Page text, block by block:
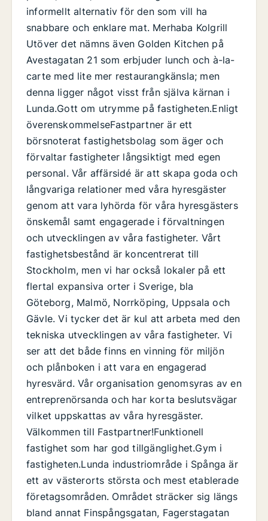
informellt alternativ för den som vill ha
snabbare och enklare mat. Merhaba Kolgrill
Utöver det nämns även Golden Kitchen på
Avestagatan 21 som erbjuder lunch och à-la-
carte med lite mer restaurangkänsla; men
denna ligger något visst från själva kärnan i
Lunda.Gott om utrymme på fastigheten.Enligt
överenskommelseFastpartner är ett
börsnoterat fastighetsbolag som äger och
förvaltar fastigheter långsiktigt med egen
personal. Vår affärsidé är att skapa goda och
långvariga relationer med våra hyresgäster
genom att vara lyhörda för våra hyresgästers
önskemål samt engagerade i förvaltningen
och utvecklingen av våra fastigheter. Vårt
fastighetsbestånd är koncentrerat till
Stockholm, men vi har också lokaler på ett
flertal expansiva orter i Sverige, bla
Göteborg, Malmö, Norrköping, Uppsala och
Gävle. Vi tycker det är kul att arbeta med den
tekniska utvecklingen av våra fastigheter. Vi
ser att det både finns en vinning för miljön
och plånboken i att vara en engagerad
hyresvärd. Vår organisation genomsyras av en
entreprenörsanda och har korta beslutsvägar
vilket uppskattas av våra hyresgäster.
Välkommen till Fastpartner!Funktionell
fastighet som har god tillgänglighet.Gym i
fastigheten.Lunda industriområde i Spånga är
ett av västerorts största och mest etablerade
företagsområden. Området sträcker sig längs
bland annat Finspångsgatan, Fagerstagatan